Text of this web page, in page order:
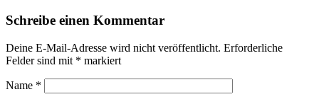
Schreibe einen Kommentar
Deine E-Mail-Adresse wird nicht veröffentlicht. Erforderliche
Felder sind mit * markiert
Name *